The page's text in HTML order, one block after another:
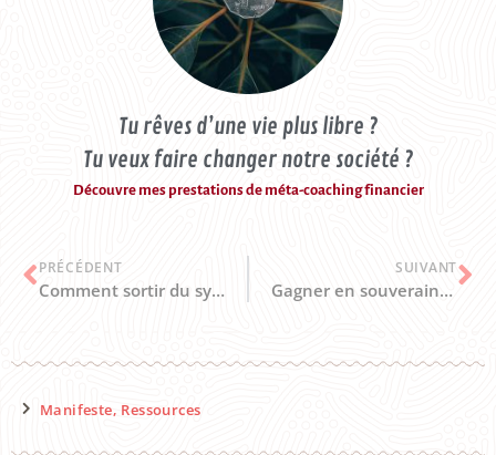
Tu rêves d’une vie plus libre ?
Tu veux faire changer notre société ?
Découvre mes prestations de méta-coaching financier
PRÉCÉDENT
Comment sortir du système ?
SUIVANT
Gagner en souveraineté
Manifeste, Ressources